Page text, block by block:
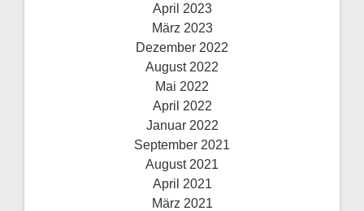
April 2023
März 2023
Dezember 2022
August 2022
Mai 2022
April 2022
Januar 2022
September 2021
August 2021
April 2021
März 2021